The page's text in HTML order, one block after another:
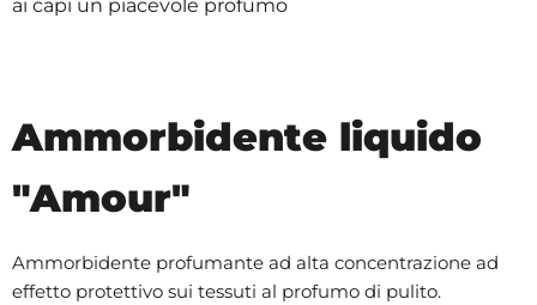
ai capi un piacevole profumo
Ammorbidente liquido
"Amour"
Ammorbidente profumante ad alta concentrazione ad
effetto protettivo sui tessuti al profumo di pulito.